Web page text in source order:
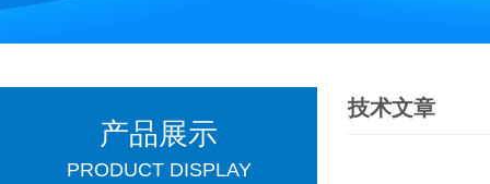
产品展示
PRODUCT DISPLAY
技术文章